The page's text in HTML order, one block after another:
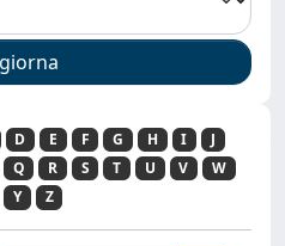
D E F G H I
J
Q R S T U V
W
Y Z